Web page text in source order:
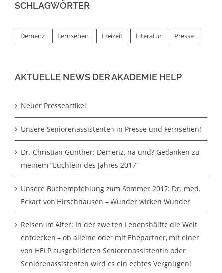
SCHLAGWÖRTER
Demenz Fernsehen Freizeit Literatur Presse
AKTUELLE NEWS DER AKADEMIE HELP
Neuer Presseartikel
Unsere Seniorenassistenten in Presse und Fernsehen!
Dr. Christian Günther: Demenz, na und? Gedanken zu
meinem “Büchlein des Jahres 2017“
Unsere Buchempfehlung zum Sommer 2017: Dr. med.
Eckart von Hirschhausen – Wunder wirken Wunder
Reisen im Alter: In der zweiten Lebenshälfte die Welt
entdecken – ob alleine oder mit Ehepartner, mit einer
von HELP ausgebildeten Seniorenassistentin oder
Seniorenassistenten wird es ein echtes Vergnügen!